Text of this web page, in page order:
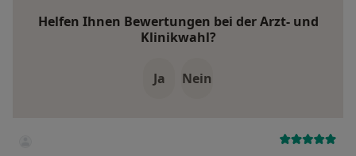
Helfen Ihnen Bewertungen bei der Arzt- und
Klinikwahl?
Ja Nein